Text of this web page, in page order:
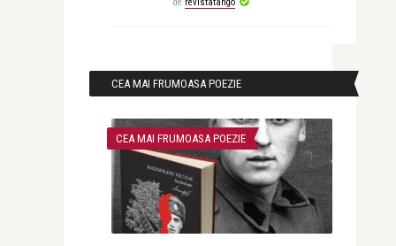
CEA MAI FRUMOASA POEZIE
CEA MAI FRUMOASA POEZIE